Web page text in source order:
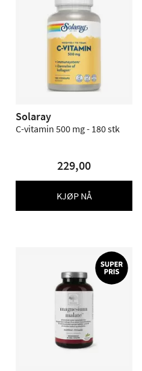
Solaray
C-vitamin 500 mg - 180 stk
229,00
KJØP NÅ